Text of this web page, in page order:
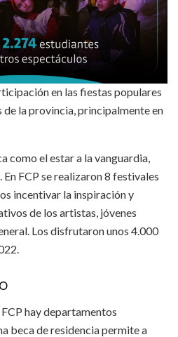
en las fiestas populares
la provincia, principalmente en
como el estar a la vanguardia,
FCP se realizaron 8 festivales
incentivar la inspiración y
de los artistas, jóvenes
Los disfrutaron unos 4.000
hay departamentos
beca de residencia permite a